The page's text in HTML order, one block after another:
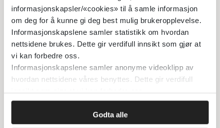
informasjonskapsler/«cookies» til å samle informasjon
om deg for å kunne gi deg best mulig brukeropplevelse.
Informasjonskapslene samler statistikk om hvordan
nettsidene brukes. Dette gir verdifull innsikt som gjør at
vi kan forbedre oss.
Informasjonskapslene samler anonyme videoklipp av
hvordan nettsidene våres benyttes. Dette gir verdifull
innsikt som gjør at vi kan forbedre oss.
Godta alle
aspergillose (ABPA), kan
allergenkomponenter analyseres for å
bestemme molekylær allergologisk
sensibiliseringsproﬁl
Ved negativt (<0,10 kU/L) testresultat
mot ekstrakt fra A. fumigatus (m3) er
det ikke indikasjon for analyser av IgE
mot allergenkomponenter i A.
fumigatus da de er tilstrekkelig
representert i ekstraktet.